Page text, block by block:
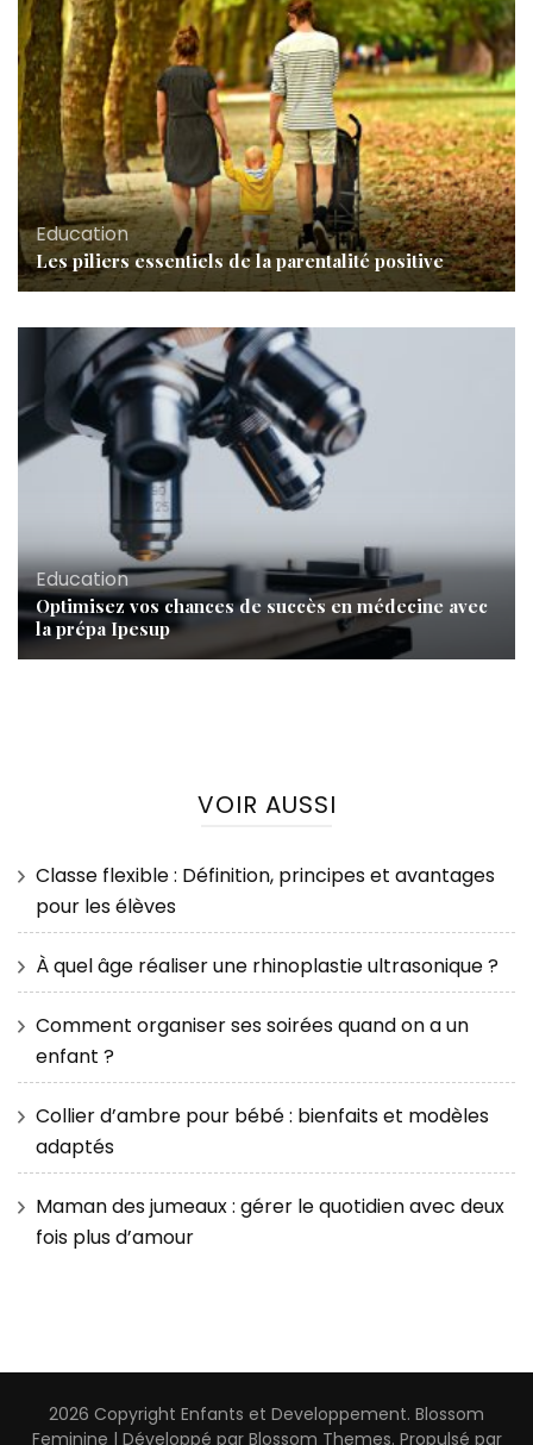
Education
Les piliers essentiels de la parentalité positive
Education
Optimisez vos chances de succès en médecine avec
la prépa Ipesup
VOIR AUSSI
Classe flexible : Définition, principes et avantages
pour les élèves
À quel âge réaliser une rhinoplastie ultrasonique ?
Comment organiser ses soirées quand on a un
enfant ?
Collier d’ambre pour bébé : bienfaits et modèles
adaptés
Maman des jumeaux : gérer le quotidien avec deux
fois plus d’amour
2026 Copyright Enfants et Developpement. Blossom
Feminine | Développé par Blossom Themes. Propulsé par